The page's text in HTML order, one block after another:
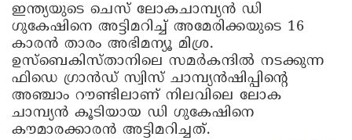
ഇന്ത്യയുടെ ചെസ് ലോകചാമ്പ്യൻ ഡി
ഗുകേഷിനെ അട്ടിമറിച്ച് അമേരിക്കയുടെ 16
കാരൻ താരം അഭിമന്യൂ മിശ്ര.
ഉസ്ബെകിസ്താനിലെ സമർകന്ദിൽ നടക്കുന്ന
ഫിഡെ ഗ്രാൻഡ് സ്വിസ് ചാമ്പ്യൻഷിപ്പിന്റെ
അഞ്ചാം റൗണ്ടി​ലാണ് നിലവിലെ ലോക
ചാമ്പ്യൻ കൂടിയായ ഡി ഗുകേഷിനെ
കൗമാരക്കാരൻ അട്ടിമറിച്ചത്.